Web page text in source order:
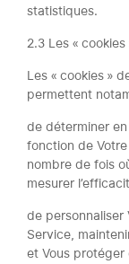
statistiques.
2.3 Les «
Les « cookies »
permettent
de déterminer
fonction de
nombre de fois
mesurer
de personnaliser
Service,
et Vous